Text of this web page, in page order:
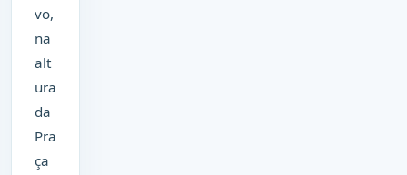
vo,
na
alt
ura
da
Pra
ça